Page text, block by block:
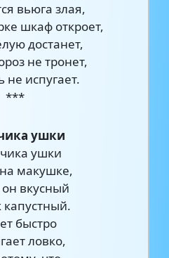
вьюга злая,
шкаф откроет,
достанет,
не тронет,
не испугает.
***
ушки
ушки
макушке,
вкусный
капустный.
быстро
ловко,